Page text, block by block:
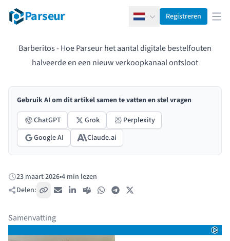
Parseur NederlandsRegistreren
Barberitos - Hoe Parseur het aantal digitale bestelfouten
halveerde en een nieuw verkoopkanaal ontsloot
Gebruik AI om dit artikel samen te vatten en stel vragen
ChatGPT
Grok
Perplexity
Google AI
Claude.ai
Gepubliceerd:
23 maart 2026•4 min lezen
Delen:
Kopieer link
E-mail LinkedIn
Teams WhatsAppTelegram
Samenvatting